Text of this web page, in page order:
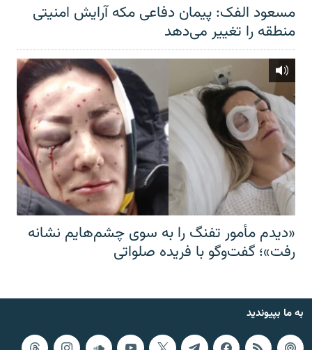
مسعود الفک: پیمان دفاعی مکه آرایش امنیتی
منطقه را تغییر می‌دهد
«دیدم مأمور تفنگ را به سوی چشم‌هایم نشانه
رفت»؛ گفت‌و‌گو با فریده صلواتی
به ما بپیوندید